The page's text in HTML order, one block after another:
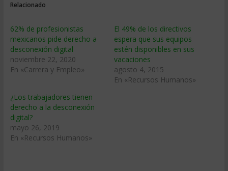
Relacionado
62% de profesionistas
mexicanos pide derecho a
desconexión digital
noviembre 22, 2020
En «Carrera y Empleo»
El 49% de los directivos
espera que sus equipos
estén disponibles en sus
vacaciones
agosto 4, 2015
En «Recursos Humanos»
¿Los trabajadores tienen
derecho a la desconexión
digital?
mayo 26, 2019
En «Recursos Humanos»